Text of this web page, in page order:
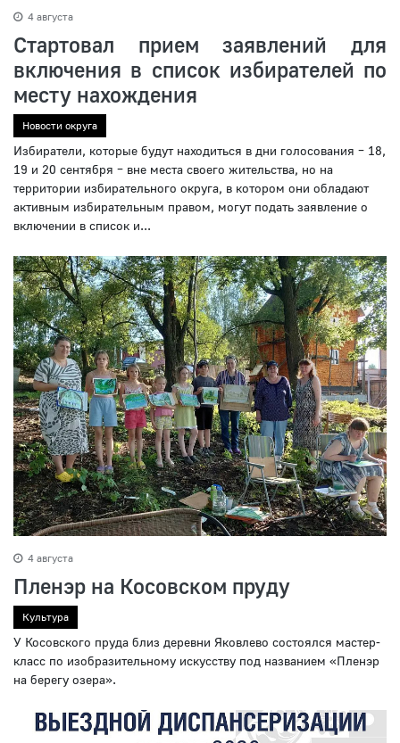
4 августа
Стартовал прием заявлений для
включения в список избирателей по
месту нахождения
Новости округа
Избиратели, которые будут находиться в дни голосования – 18,
19 и 20 сентября – вне места своего жительства, но на
территории избирательного округа, в котором они обладают
активным избирательным правом, могут подать заявление о
включении в список и...
4 августа
Пленэр на Косовском пруду
Культура
У Косовского пруда близ деревни Яковлево состоялся мастер-
класс по изобразительному искусству под названием «Пленэр
на берегу озера».